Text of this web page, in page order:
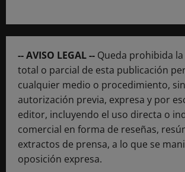
-- AVISO LEGAL -- Queda prohibida
total o parcial de esta publicación
cualquier medio o procedimiento,
autorización previa, expresa y por
editor, incluyendo el uso directa o
comercial en forma de reseñas,
extractos de prensa, a lo que se
oposición expresa.